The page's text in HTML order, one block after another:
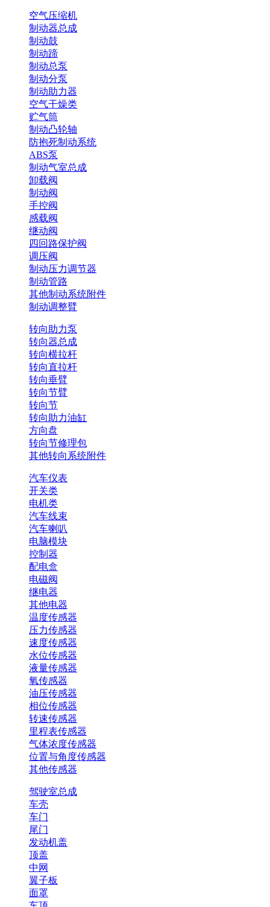
空气压缩机
制动器总成
制动鼓
制动蹄
制动总泵
制动分泵
制动助力器
空气干燥类
贮气筒
制动凸轮轴
防抱死制动系统
ABS泵
制动气室总成
卸载阀
制动阀
手控阀
感载阀
继动阀
四回路保护阀
调压阀
制动压力调节器
制动管路
其他制动系统附件
制动调整臂
转向助力泵
转向器总成
转向横拉杆
转向直拉杆
转向垂臂
转向节臂
转向节
转向助力油缸
方向盘
转向节修理包
其他转向系统附件
汽车仪表
开关类
电机类
汽车线束
汽车喇叭
电脑模块
控制器
配电盒
电磁阀
继电器
其他电器
温度传感器
压力传感器
速度传感器
水位传感器
液量传感器
氧传感器
油压传感器
相位传感器
转速传感器
里程表传感器
气体浓度传感器
位置与角度传感器
其他传感器
驾驶室总成
车壳
车门
尾门
发动机盖
顶盖
中网
翼子板
面罩